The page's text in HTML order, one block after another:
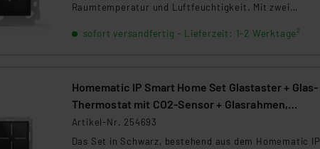
Raumtemperatur und Luftfeuchtigkeit. Mit zwei
Temperatur und Luftfeuchtigkeit sorgt es für höchsten
sofort versandfertig - Lieferzeit: 1-2 Werktage²
Homematic IP Smart Home Set Glastaster + Glas-
Thermostat mit CO2-Sensor + Glasrahmen,
schwarz , 1x WGS-A, 1x WGTC-A, 1x GF2-A
Artikel-Nr. 254693
Das Set in Schwarz, bestehend aus dem Homematic IP